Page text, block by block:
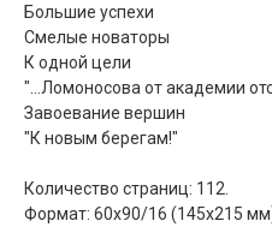
Большие успехи
Смелые новаторы
К одной цели
"...Ломоносова от академии
Завоевание вершин
"К новым берегам!"
Количество страниц: 112.
Формат: 60х90/16 (145х215